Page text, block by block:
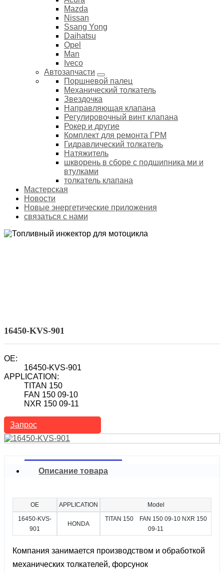
Mazda
Nissan
Ssang Yong
Daihatsu
Opel
Man
Iveco
Автозапчасти
Поршневой палец
Механический толкатель
Звездочка
Направляющая клапана
Регулировочный винт клапана
Рокер и другие
Комплект для ремонта ГРМ
Гидравлический толкатель
Натяжитель
шкворень в сборе с подшипника ми и
втулками
толкатель клапана
Мастерская
Новости
Новые энергетические приложения
связаться с нами
16450-KVS-901
OE:
16450-KVS-901
APPLICATION:
TITAN 150
FAN 150 09-10
NXR 150 09-11
Запрос
Описание товара
OE APPLICATION
Model
16450-KVS-
901
HONDA
TITAN 150 FAN 150 09-10 NXR 150
09-11
Компания занимается производством и обработкой
механических толкателей, форсунок